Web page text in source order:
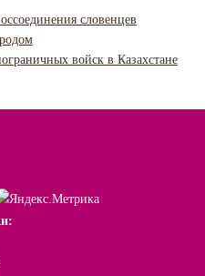
словенцев
войск в Казахстане